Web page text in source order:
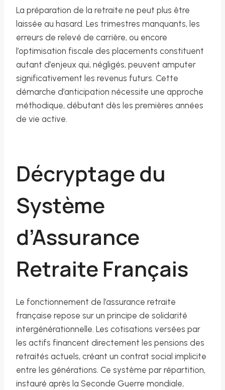
La préparation de la retraite ne peut plus être
laissée au hasard. Les trimestres manquants, les
erreurs de relevé de carrière, ou encore
l’optimisation fiscale des placements constituent
autant d’enjeux qui, négligés, peuvent amputer
significativement les revenus futurs. Cette
démarche d’anticipation nécessite une approche
méthodique, débutant dès les premières années
de vie active.
Décryptage du
Système
d’Assurance
Retraite Français
Le fonctionnement de l’assurance retraite
française repose sur un principe de solidarité
intergénérationnelle. Les cotisations versées par
les actifs financent directement les pensions des
retraités actuels, créant un contrat social implicite
entre les générations. Ce système par répartition,
instauré après la Seconde Guerre mondiale,